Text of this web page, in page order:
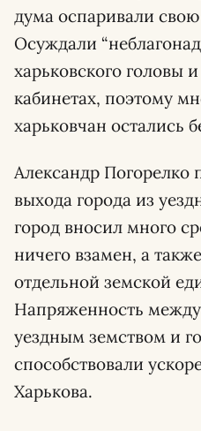
дума оспаривали свою
Осуждали
харьковского головы
кабинетах, поэтому
харьковчан остались
Александр Погорелко
выхода города из
город вносил много
ничего взамен, а
отдельной земской
Напряженность
уездным земством и
способствовали
Харькова.